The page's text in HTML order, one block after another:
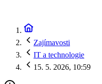
Zajímavosti
IT a technologie
15. 5. 2026, 10:59